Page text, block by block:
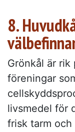
8.
Grönkål är
föreningar
livsmedel för
frisk tarm